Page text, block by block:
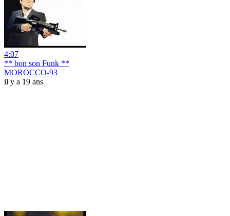
4:07
** bon son Funk **
MOROCCO-93
il y a 19 ans